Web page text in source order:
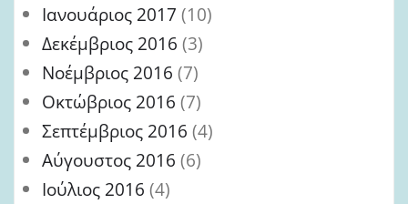
Ιανουάριος 2017 (10)
Δεκέμβριος 2016 (3)
Νοέμβριος 2016 (7)
Οκτώβριος 2016 (7)
Σεπτέμβριος 2016 (4)
Αύγουστος 2016 (6)
Ιούλιος 2016 (4)